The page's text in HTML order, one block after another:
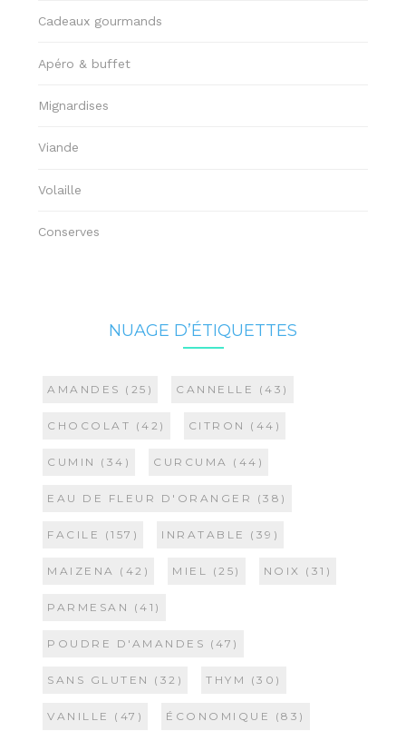
Cadeaux gourmands
Apéro & buffet
Mignardises
Viande
Volaille
Conserves
NUAGE D’ÉTIQUETTES
AMANDES (25) CANNELLE (43)
CHOCOLAT (42) CITRON (44)
CUMIN (34) CURCUMA (44)
EAU DE FLEUR D'ORANGER (38)
FACILE (157) INRATABLE (39)
MAIZENA (42) MIEL (25) NOIX (31)
PARMESAN (41)
POUDRE D'AMANDES (47)
SANS GLUTEN (32) THYM (30)
VANILLE (47) ÉCONOMIQUE (83)